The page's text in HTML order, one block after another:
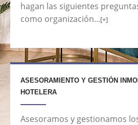
hagan las siguientes
como organización...[+]
ASESORAMIENTO Y GESTIÓN
HOTELERA
Asesoramos y gestionamos